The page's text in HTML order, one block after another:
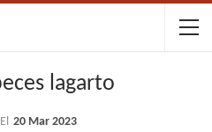
lagarto
El 20 Mar 2023